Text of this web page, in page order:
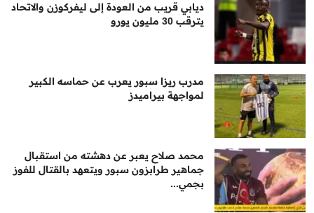
ديابي قريب من العودة إلى ليفركوزن والاتحاد
يترقب 30 مليون يورو
مدرب ريزا سبور يعرب عن حماسه الكبير
لمواجهة بيراميدز
محمد صلاح يعبر عن دهشته من استقبال
جماهير طرابزون سبور ويتعهد بالقتال للفوز
بجمي...